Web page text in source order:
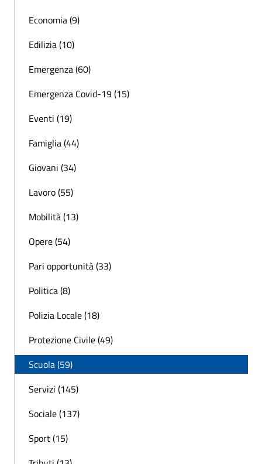
Economia (9)
Edilizia (10)
Emergenza (60)
Emergenza Covid-19 (15)
Eventi (19)
Famiglia (44)
Giovani (34)
Lavoro (55)
Mobilità (13)
Opere (54)
Pari opportunità (33)
Politica (8)
Polizia Locale (18)
Protezione Civile (49)
Scuola (59)
Servizi (145)
Sociale (137)
Sport (15)